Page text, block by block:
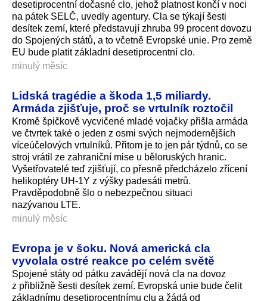
desetiprocentní dočasné clo, jehož platnost končí v noci
na pátek SELČ, uvedly agentury. Cla se týkají šesti
desítek zemí, které představují zhruba 99 procent dovozu
do Spojených států, a to včetně Evropské unie. Pro země
EU bude platit základní desetiprocentní clo.
minulý měsíc
Lidská tragédie a škoda 1,5 miliardy.
Armáda zjišťuje, proč se vrtulník roztočil
Kromě špičkově vycvičené mladé vojačky přišla armáda
ve čtvrtek také o jeden z osmi svých nejmodernějších
víceúčelových vrtulníků. Přitom je to jen pár týdnů, co se
stroj vrátil ze zahraniční mise u běloruských hranic.
Vyšetřovatelé teď zjišťují, co přesně předcházelo zřícení
helikoptéry UH-1Y z výšky padesáti metrů.
Pravděpodobně šlo o nebezpečnou situaci
nazývanou LTE.
minulý měsíc
Evropa je v šoku. Nová americká cla
vyvolala ostré reakce po celém světě
Spojené státy od pátku zavádějí nová cla na dovoz
z přibližně šesti desítek zemí. Evropská unie bude čelit
základnímu desetiprocentnímu clu a žádá od